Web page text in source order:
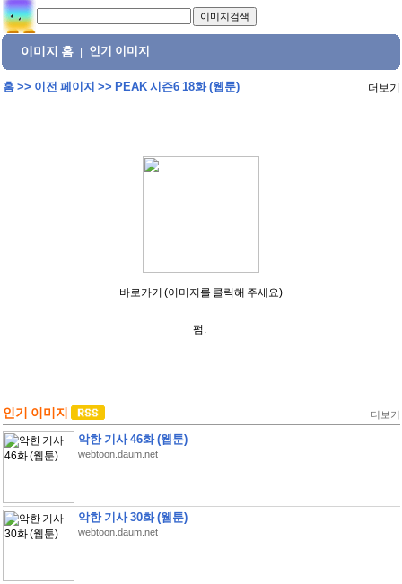
이미지 홈 인기 이미지
홈>> 이전 페이지 >> PEAK 시즌6 18화 (웹툰) 더보기
바로가기 (이미지를 클릭해 주세요)
펌:
인기 이미지 더보기
악한 기사 46화 (웹툰)
webtoon.daum.net
악한 기사 30화 (웹툰)
webtoon.daum.net